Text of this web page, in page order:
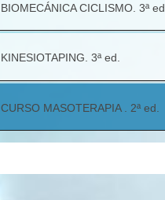
BIOMECÁNICA CICLISMO. 3ª ed.
KINESIOTAPING. 3ª ed.
CURSO MASOTERAPIA . 2ª ed.